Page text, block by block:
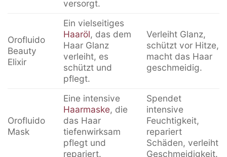
versorgt.
Orofluido
Beauty
Elixir
Ein vielseitiges
Haaröl, das dem
Haar Glanz
verleiht, es
schützt und
pflegt.
Verleiht Glanz,
schützt vor Hitze,
macht das Haar
geschmeidig.
Orofluido
Mask
Eine intensive
Haarmaske, die
das Haar
tiefenwirksam
pflegt und
repariert.
Spendet
intensive
Feuchtigkeit,
repariert
Schäden, verleiht
Geschmeidigkeit.